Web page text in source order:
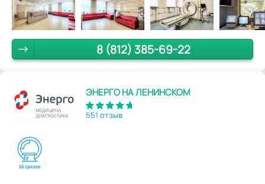
8 (812) 385-69-22
ЭНЕРГО НА ЛЕНИНСКОМ
551 отзыв